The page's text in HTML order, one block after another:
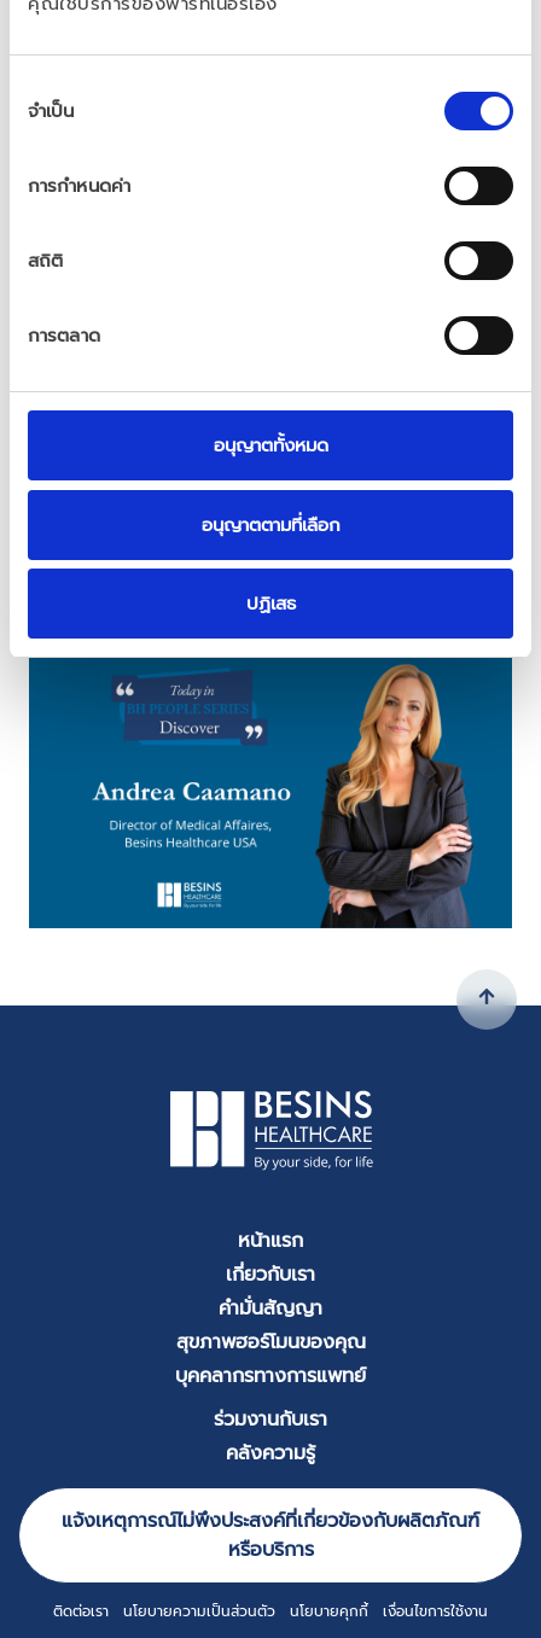
เลือก
จำเป็น
การกำหนดค่า
สถิติ
การตลาด
อนุญาตทั้งหมด
อนุญาตตามที่เลือก
ปฏิเสธ
And her philosophy? "Work hard to create
the most positive impact possible!"
"Knowing that I’m helping people feel their
best and regain their quality of life is what
a difference at Besins Healthcare?
Stay tuned for more inspiring stories in our
BH People Series!
หน้าแรก
เกี่ยวกับเรา
คำมั่นสัญญา
สุขภาพฮอร์โมนของคุณ
บุคคลากรทางการแพทย์
ร่วมงานกับเรา
คลังความรู้
แจ้งเหตุการณ์ไม่พึงประสงค์ที่เกี่ยวข้องกับผลิตภัณฑ์
หรือบริการ
ติดต่อเรา นโยบายความเป็นส่วนตัว นโยบายคุกกี้ เงื่อนไขการใช้งาน